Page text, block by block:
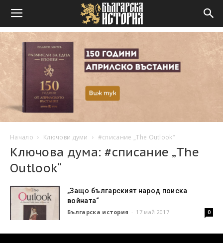
Начало Ключови думи #списание „The Outlook“
Ключова дума: #списание „The
Outlook“
„Защо българският народ поиска
войната“
Българска история - 17 май 2017 0